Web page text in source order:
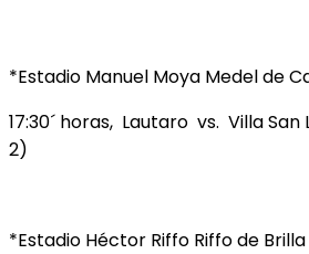
*Estadio Manuel Moya Medel de
17:30´ horas, Lautaro vs. Villa
2)
*Estadio Héctor Riffo Riffo de Brilla